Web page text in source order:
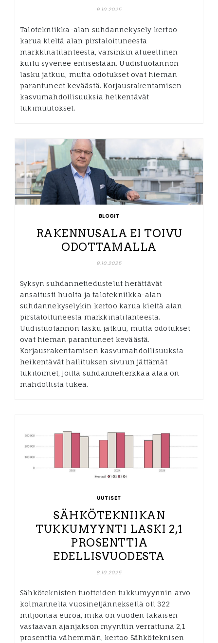
9.10.2025
Talotekniikka-alan suhdannekysely kertoo
karua kieltä alan pirstaloituneesta
markkinatilanteesta, varsinkin alueellinen
kuilu syvenee entisestään. Uudistuotannon
lasku jatkuu, mutta odotukset ovat hieman
parantuneet keväästä. Korjausrakentamisen
kasvumahdollisuuksia heikentävät
tukimuutokset.
BLOGIT
RAKENNUSALA EI TOIVU
ODOTTAMALLA
9.10.2025
Syksyn suhdannetiedustelut herättävät
ansaitusti huolta ja talotekniikka-alan
suhdannekyselykin kertoo karua kieltä alan
pirstaloituneesta markkinatilanteesta.
Uudistuotannon lasku jatkuu, mutta odotukset
ovat hieman parantuneet keväästä.
Korjausrakentamisen kasvumahdollisuuksia
heikentävät hallituksen sivuun jättämät
tukitoimet, joilla suhdanneherkkää alaa on
mahdollista tukea.
UUTISET
SÄHKÖTEKNIIKAN
TUKKUMYYNTI LASKI 2,1
PROSENTTIA
EDELLISVUODESTA
8.10.2025
Sähköteknisten tuotteiden tukkumyynnin arvo
kolmannella vuosineljänneksellä oli 322
miljoonaa euroa, mikä on vuoden takaisen
vastaavan ajanjakson myyntiin verrattuna 2,1
prosenttia vähemmän, kertoo Sähköteknisen